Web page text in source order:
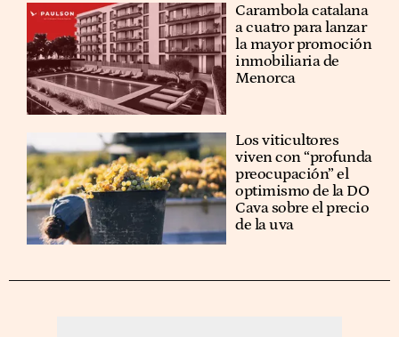
Carambola catalana
a cuatro para lanzar
la mayor promoción
inmobiliaria de
Menorca
Los viticultores
viven con “profunda
preocupación” el
optimismo de la DO
Cava sobre el precio
de la uva